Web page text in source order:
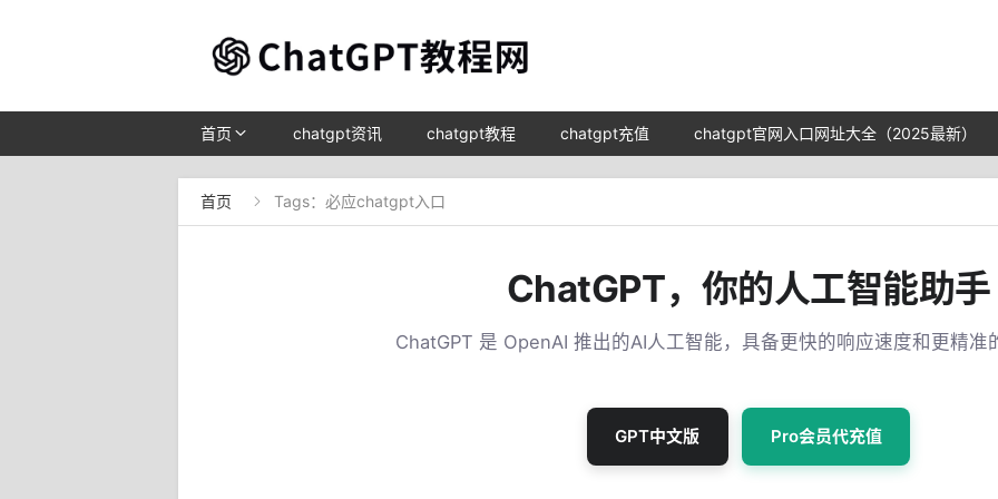
首页 chatgpt资讯 chatgpt教程 chatgpt充值 chatgpt官网入口网址大全（2025最新）
首页  Tags：必应chatgpt入口
ChatGPT，你的人工智能助手
ChatGPT 是 OpenAI 推出的AI人工智能，具备更快的响应速度和更精准
GPT中文版 Pro会员代充值